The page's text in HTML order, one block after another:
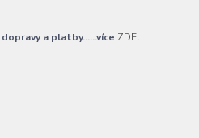
a platby......více ZDE.